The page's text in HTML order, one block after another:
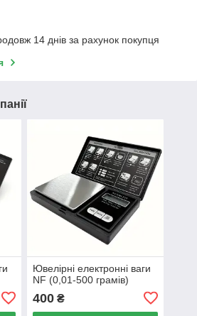
14 днів за рахунок покупця
Ювелірні електронні ваги
NF (0,01-500 грамів)
400₴